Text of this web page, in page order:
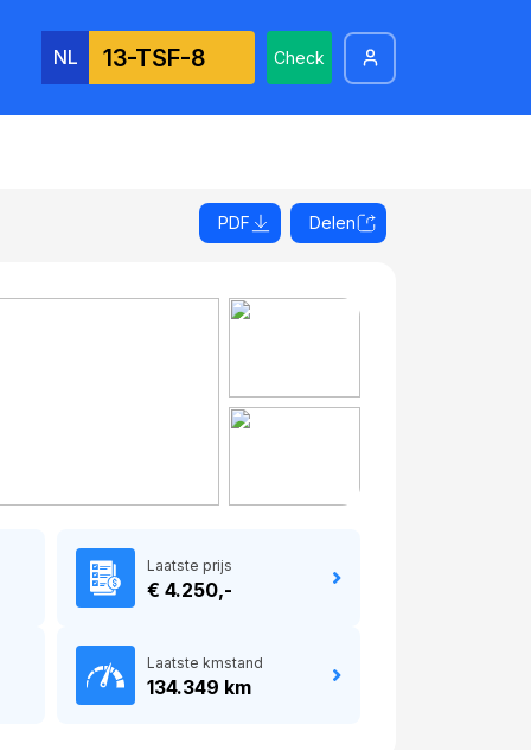
NL Check
PDF Delen
Laatste prijs
€ 4.250,-
Laatste kmstand
134.349 km